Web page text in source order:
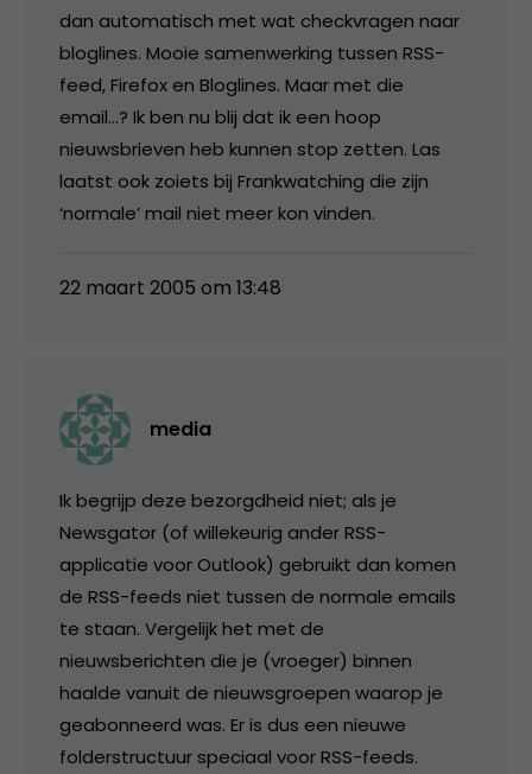
dan automatisch met wat checkvragen naar
bloglines. Mooie samenwerking tussen RSS-
feed, Firefox en Bloglines. Maar met die
email…? Ik ben nu blij dat ik een hoop
nieuwsbrieven heb kunnen stop zetten. Las
laatst ook zoiets bij Frankwatching die zijn
‘normale’ mail niet meer kon vinden.
22 maart 2005 om 13:48
media
Ik begrijp deze bezorgdheid niet; als je
Newsgator (of willekeurig ander RSS-
applicatie voor Outlook) gebruikt dan komen
de RSS-feeds niet tussen de normale emails
te staan. Vergelijk het met de
nieuwsberichten die je (vroeger) binnen
haalde vanuit de nieuwsgroepen waarop je
geabonneerd was. Er is dus een nieuwe
folderstructuur speciaal voor RSS-feeds.